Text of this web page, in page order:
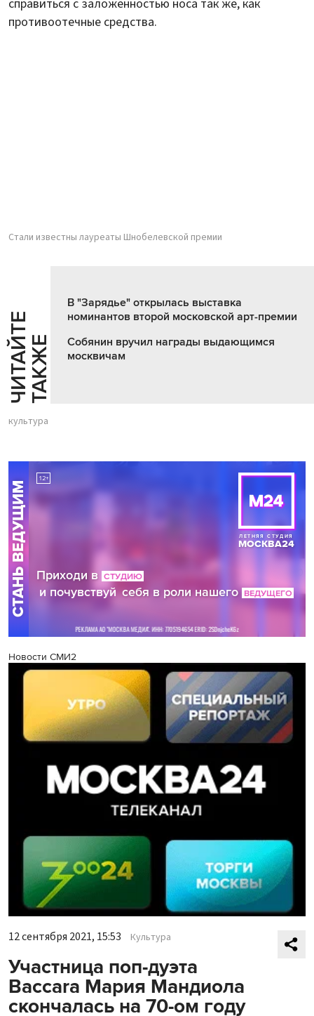
справиться с заложенностью носа так же, как
противоотечные средства.
Стали известны лауреаты Шнобелевской премии
Ч
И
Т
АЙ
Т
Е
Т
А
К
ЖЕ
В "Зарядье" открылась выставка
номинантов второй московской арт-премии
Собянин вручил награды выдающимся
москвичам
культура
Новости СМИ2
12 сентября 2021, 15:53 Культура
Участница поп-дуэта
Baccara Мария Мандиола
скончалась на 70-ом году